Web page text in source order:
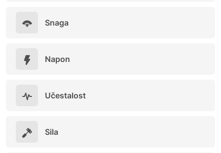
Snaga
Napon
Učestalost
Sila